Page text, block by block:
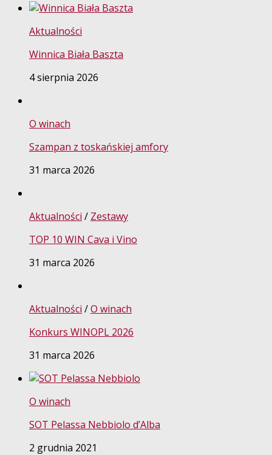
Aktualności
Winnica Biała Baszta
4 sierpnia 2026
O winach
Szampan z toskańskiej amfory
31 marca 2026
Aktualności / Zestawy
TOP 10 WIN Cava i Vino
31 marca 2026
Aktualności /O winach
Konkurs WINOPL 2026
31 marca 2026
O winach
SOT Pelassa Nebbiolo d’Alba
2 grudnia 2021